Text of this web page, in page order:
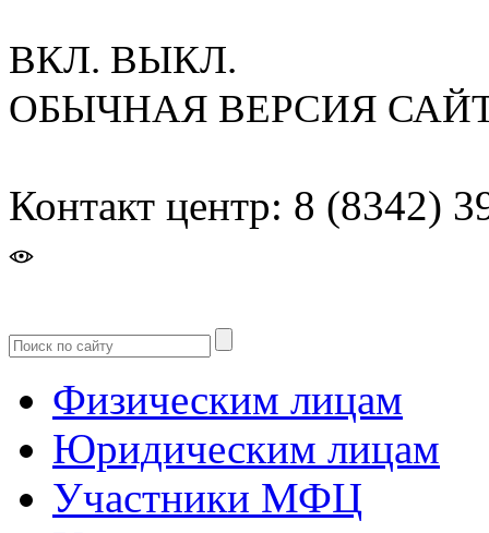
ВКЛ. ВЫКЛ.
ОБЫЧНАЯ ВЕРСИЯ
Контакт центр: 8 (8342)
Физическим лицам
Юридическим лицам
Участники МФЦ